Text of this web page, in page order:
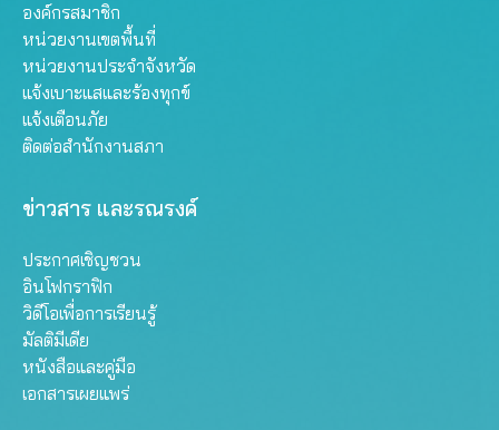
องค์กรสมาชิก
หน่วยงานเขตพื้นที่
หน่วยงานประจำจังหวัด
แจ้งเบาะแสและร้องทุกข์
แจ้งเตือนภัย
ติดต่อสำนักงานสภา
ข่าวสาร และรณรงค์
ประกาศเชิญชวน
อินโฟกราฟิก
วิดีโอเพื่อการเรียนรู้
มัลติมีเดีย
หนังสือและคู่มือ
เอกสารเผยแพร่